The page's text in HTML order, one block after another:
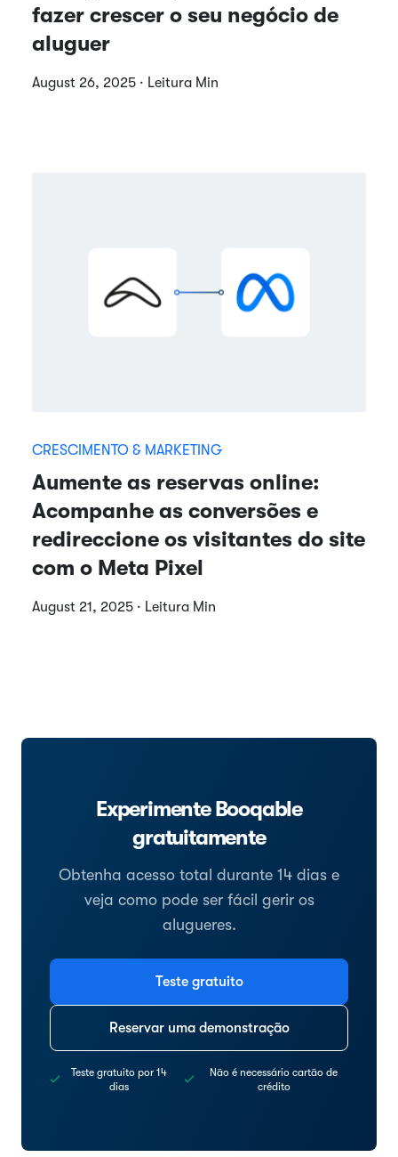
fazer crescer o seu negócio de
aluguer
August 26, 2025 · Leitura Min
CRESCIMENTO & MARKETING
Aumente as reservas online:
Acompanhe as conversões e
redireccione os visitantes do site
com o Meta Pixel
August 21, 2025 · Leitura Min
Experimente Booqable
gratuitamente
Obtenha acesso total durante 14 dias e
veja como pode ser fácil gerir os
alugueres.
Teste gratuito
Reservar uma demonstração
Teste gratuito por 14
dias
Não é necessário cartão de
crédito